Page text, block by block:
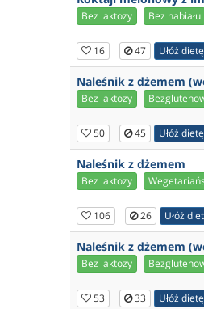
Bez laktozy Bez nabiału
16 47 Ułóż
Naleśnik z dżemem
Bez laktozy
50 45 Ułóż
Naleśnik z dżemem
Bez laktozy
106 26 Ułóż
Naleśnik z dżemem
Bez laktozy
53 33 Ułóż